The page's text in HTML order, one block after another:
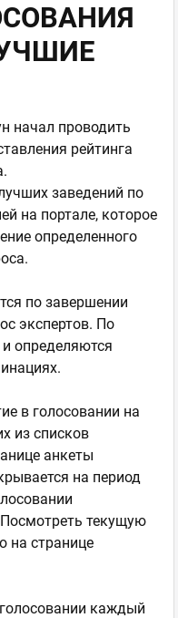
начал проводить
рейтинга
заведений по
на портале, которое
определенного
по завершении
экспертов. По
определяются
в голосовании на
из списков
анкеты
на период
текущую
на странице
каждый